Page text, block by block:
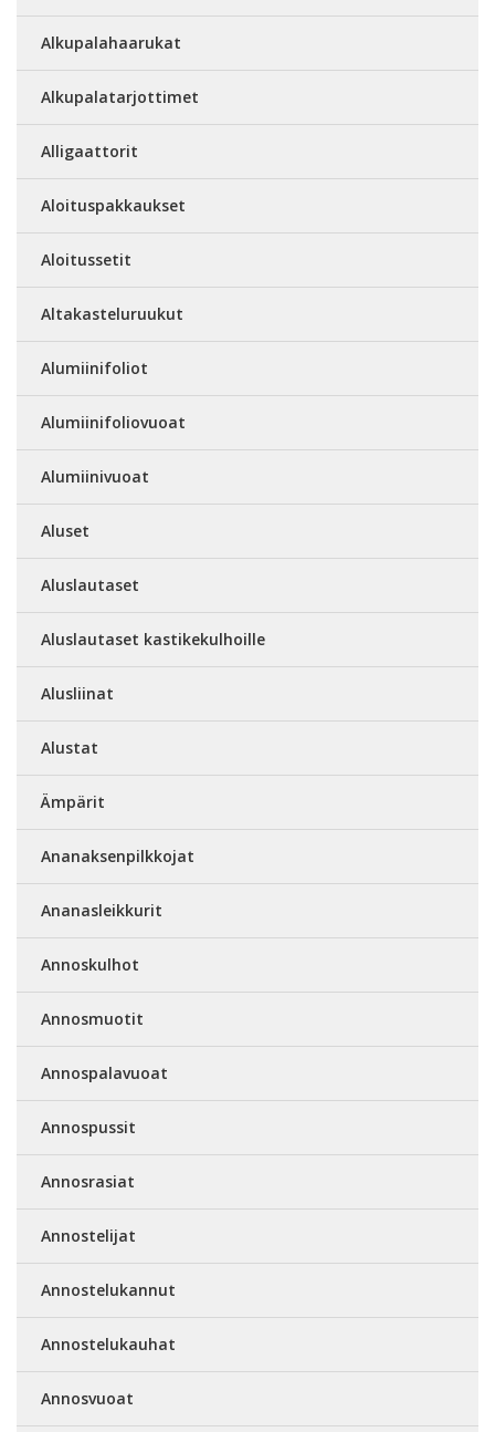
Alkupalahaarukat
Alkupalatarjottimet
Alligaattorit
Aloituspakkaukset
Aloitussetit
Altakasteluruukut
Alumiinifoliot
Alumiinifoliovuoat
Alumiinivuoat
Aluset
Aluslautaset
Aluslautaset kastikekulhoille
Alusliinat
Alustat
Ämpärit
Ananaksenpilkkojat
Ananasleikkurit
Annoskulhot
Annosmuotit
Annospalavuoat
Annospussit
Annosrasiat
Annostelijat
Annostelukannut
Annostelukauhat
Annosvuoat